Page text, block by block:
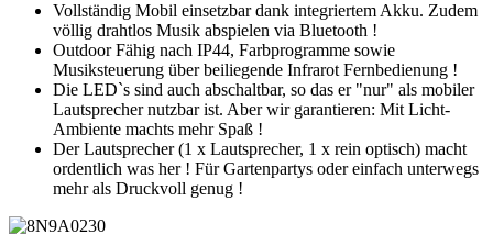
Vollständig Mobil einsetzbar dank integriertem Akku. Zudem
völlig drahtlos Musik abspielen via Bluetooth !
Outdoor Fähig nach IP44, Farbprogramme sowie
Musiksteuerung über beiliegende Infrarot Fernbedienung !
Die LED`s sind auch abschaltbar, so das er "nur" als mobiler
Lautsprecher nutzbar ist. Aber wir garantieren: Mit Licht-
Ambiente machts mehr Spaß !
Der Lautsprecher (1 x Lautsprecher, 1 x rein optisch) macht
ordentlich was her ! Für Gartenpartys oder einfach unterwegs
mehr als Druckvoll genug !